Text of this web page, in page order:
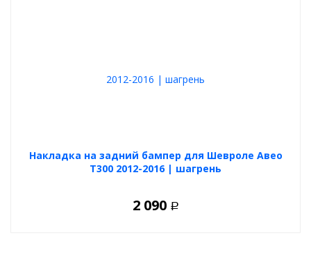
Накладка на задний бампер для Шевроле Авео
Т300 2012-2016 | шагрень
2 090 Р